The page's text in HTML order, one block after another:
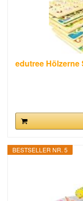
edutree Hölzerne
BESTSELLER NR. 5